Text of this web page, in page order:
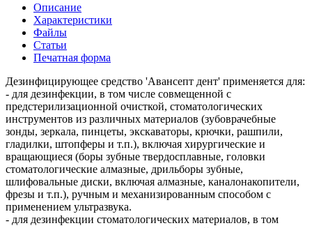
Описание
Характеристики
Файлы
Статьи
Печатная форма
Дезинфицирующее средство 'Авансепт дент' применяется для:
- для дезинфекции, в том числе совмещенной с
предстерилизационной очисткой, стоматологических
инструментов из различных материалов (зубоврачебные
зонды, зеркала, пинцеты, экскаваторы, крючки, рашпили,
гладилки, штопферы и т.п.), включая хирургические и
вращающиеся (боры зубные твердосплавные, головки
стоматологические алмазные, дрильборы зубные,
шлифовальные диски, включая алмазные, каналонакопители,
фрезы и т.п.), ручным и механизированным способом с
применением ультразвука.
- для дезинфекции стоматологических материалов, в том